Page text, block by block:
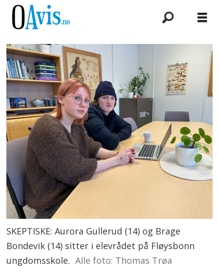
SKEPTISKE: Aurora Gullerud (14) og Brage
Bondevik (14) sitter i elevrådet på Fløysbonn
ungdomsskole. Alle foto: Thomas Trøa